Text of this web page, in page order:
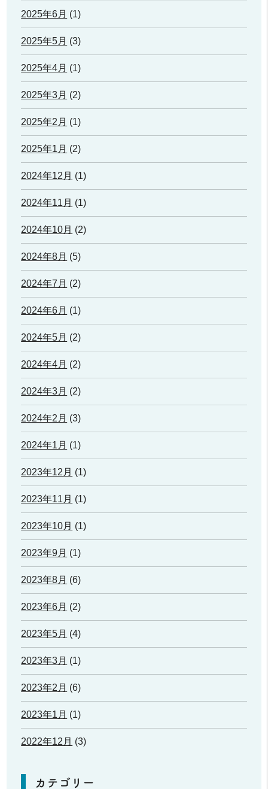
2025年6月 (1)
2025年5月 (3)
2025年4月 (1)
2025年3月 (2)
2025年2月 (1)
2025年1月 (2)
2024年12月 (1)
2024年11月 (1)
2024年10月 (2)
2024年8月 (5)
2024年7月 (2)
2024年6月 (1)
2024年5月 (2)
2024年4月 (2)
2024年3月 (2)
2024年2月 (3)
2024年1月 (1)
2023年12月 (1)
2023年11月 (1)
2023年10月 (1)
2023年9月 (1)
2023年8月 (6)
2023年6月 (2)
2023年5月 (4)
2023年3月 (1)
2023年2月 (6)
2023年1月 (1)
2022年12月 (3)
カテゴリー